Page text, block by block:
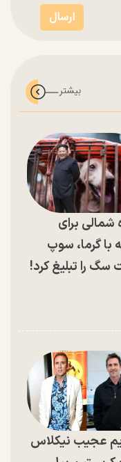
شمالی برای
با گرما، سوپ
را تبلیغ کرد!
عجیب نیکلاس